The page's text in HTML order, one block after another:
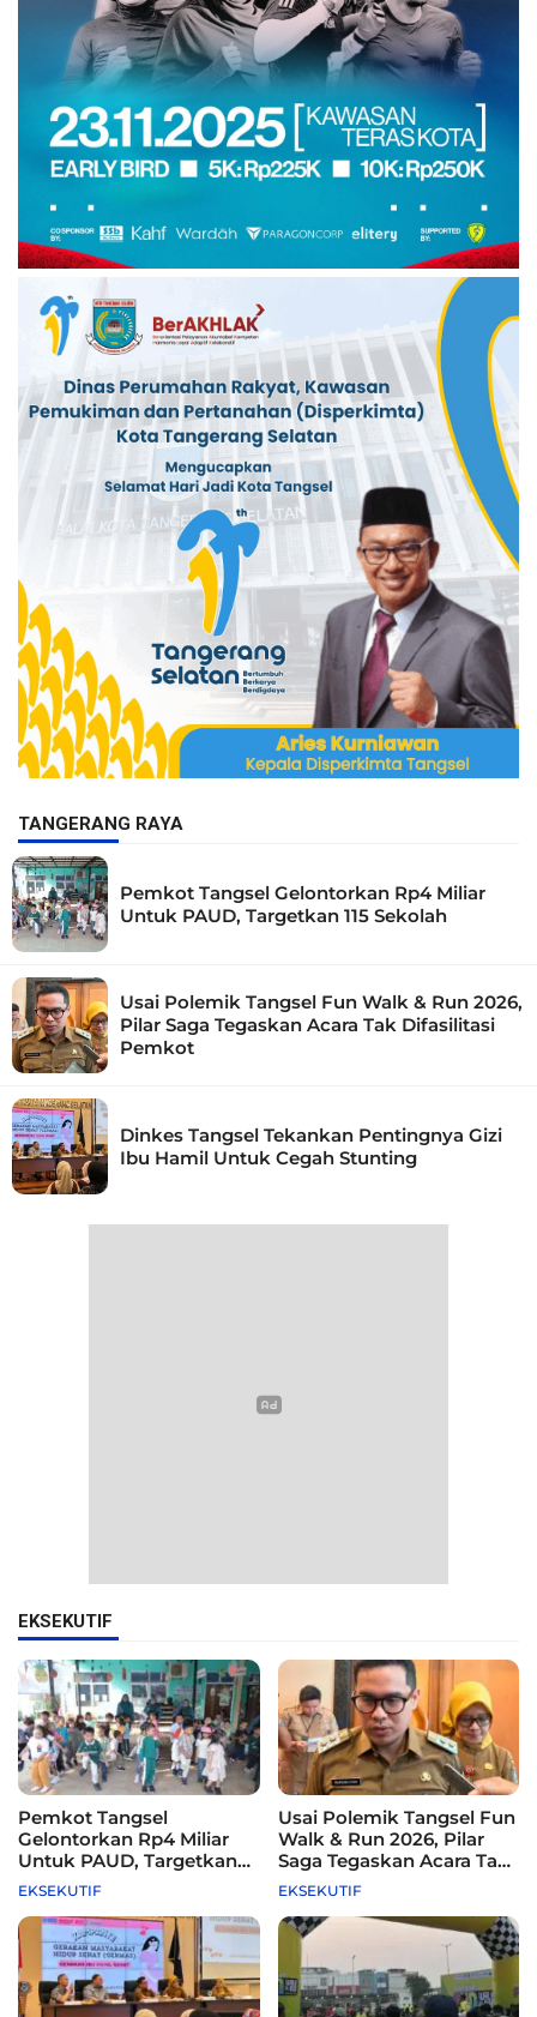
TANGERANG RAYA
Pemkot Tangsel Gelontorkan Rp4 Miliar
Untuk PAUD, Targetkan 115 Sekolah
Usai Polemik Tangsel Fun Walk & Run 2026,
Pilar Saga Tegaskan Acara Tak Difasilitasi
Pemkot
Dinkes Tangsel Tekankan Pentingnya Gizi
Ibu Hamil Untuk Cegah Stunting
EKSEKUTIF
Pemkot Tangsel
Gelontorkan Rp4 Miliar
Untuk PAUD, Targetkan
115 Sekolah
EKSEKUTIF
Usai Polemik Tangsel Fun
Walk & Run 2026, Pilar
Saga Tegaskan Acara Tak
Difasilitasi Pemkot
EKSEKUTIF